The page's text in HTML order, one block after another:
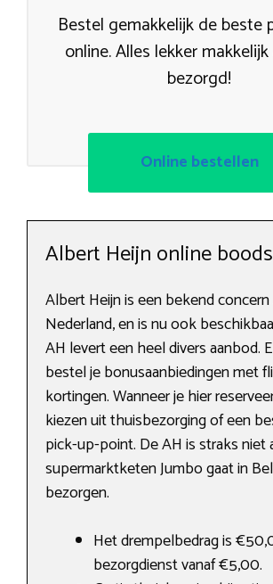
Bestel gemakkelijk de beste
online. Alles lekker
bezorgd!
Online bestellen
Albert Heijn online
Albert Heijn is een bekend
Nederland, en is nu ook
AH levert een heel divers aanbod.
bestel je bonusaanbiedingen met
kortingen. Wanneer je hier
kiezen uit thuisbezorging of een
pick-up-point. De AH is straks niet
supermarktketen Jumbo gaat in
bezorgen.
Het drempelbedrag is
bezorgdienst vanaf €5,00.